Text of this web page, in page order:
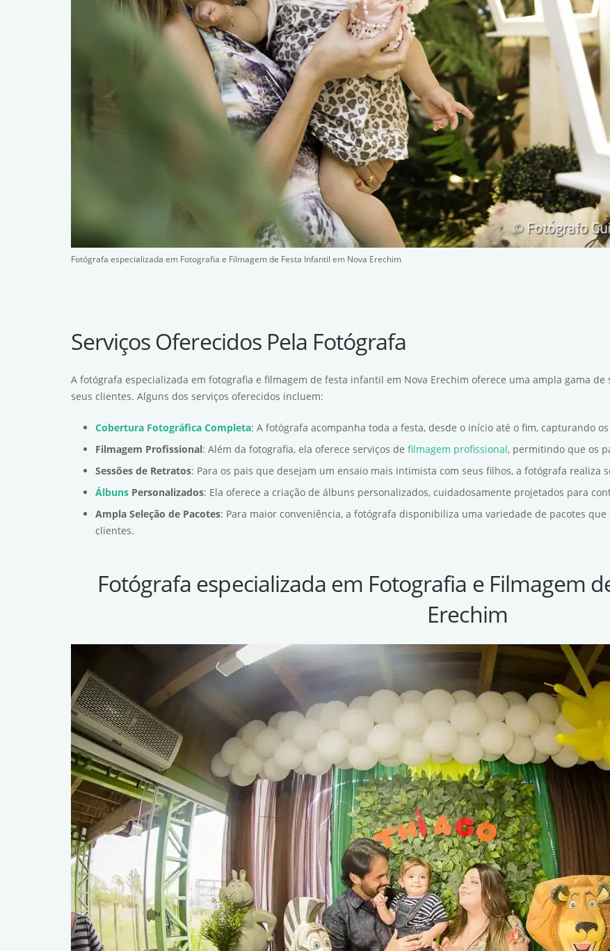
Fotógrafa especializada em Fotografia e Filmagem de Festa Infantil em Nova Erechim
Serviços Oferecidos Pela Fotógrafa
A fotógrafa especializada em fotografia e filmagem de festa infantil em Nova Erechim oferece uma ampla gama
seus clientes. Alguns dos serviços oferecidos incluem:
Cobertura Fotográfica Completa: A fotógrafa acompanha toda a festa, desde o início até o fim, capturando
Filmagem Profissional: Além da fotografia, ela oferece serviços de filmagem profissional, permitindo que os
Sessões de Retratos: Para os pais que desejam um ensaio mais intimista com seus filhos, a fotógrafa realiza
Álbuns Personalizados: Ela oferece a criação de álbuns personalizados, cuidadosamente projetados para
Ampla Seleção de Pacotes: Para maior conveniência, a fotógrafa disponibiliza uma variedade de pacotes
clientes.
Fotógrafa especializada em Fotografia e Filmagem
Erechim